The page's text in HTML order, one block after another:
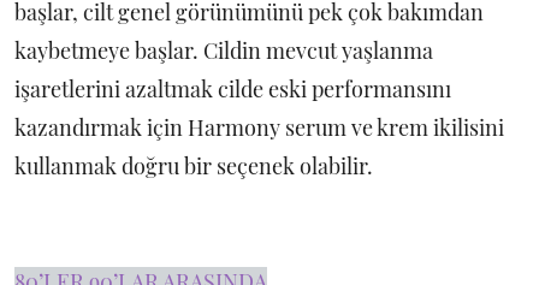
başlar, cilt genel görünümünü pek çok bakımdan
kaybetmeye başlar. Cildin mevcut yaşlanma
işaretlerini azaltmak cilde eski performansını
kazandırmak için Harmony serum ve krem ikilisini
kullanmak doğru bir seçenek olabilir.